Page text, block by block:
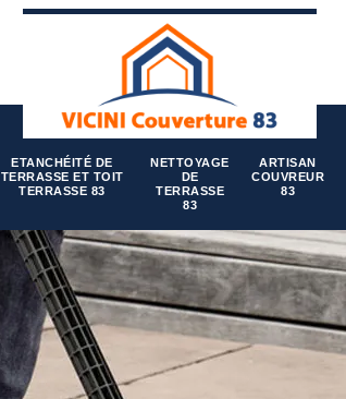
ETANCHÉITÉ DE
TERRASSE ET TOIT
TERRASSE 83
NETTOYAGE
DE
TERRASSE
83
ARTISAN
COUVREUR
83